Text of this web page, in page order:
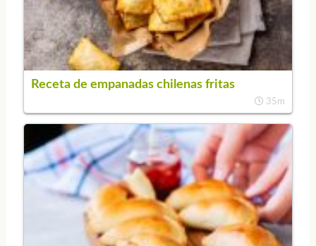
Receta de empanadas chilenas fritas
35m